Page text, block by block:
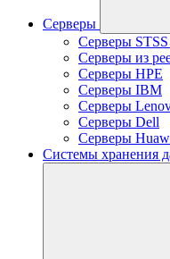
Серверы
Серверы STSS
Серверы из
Серверы HPE
Серверы IBM
Серверы
Серверы Dell
Серверы
Системы хранения